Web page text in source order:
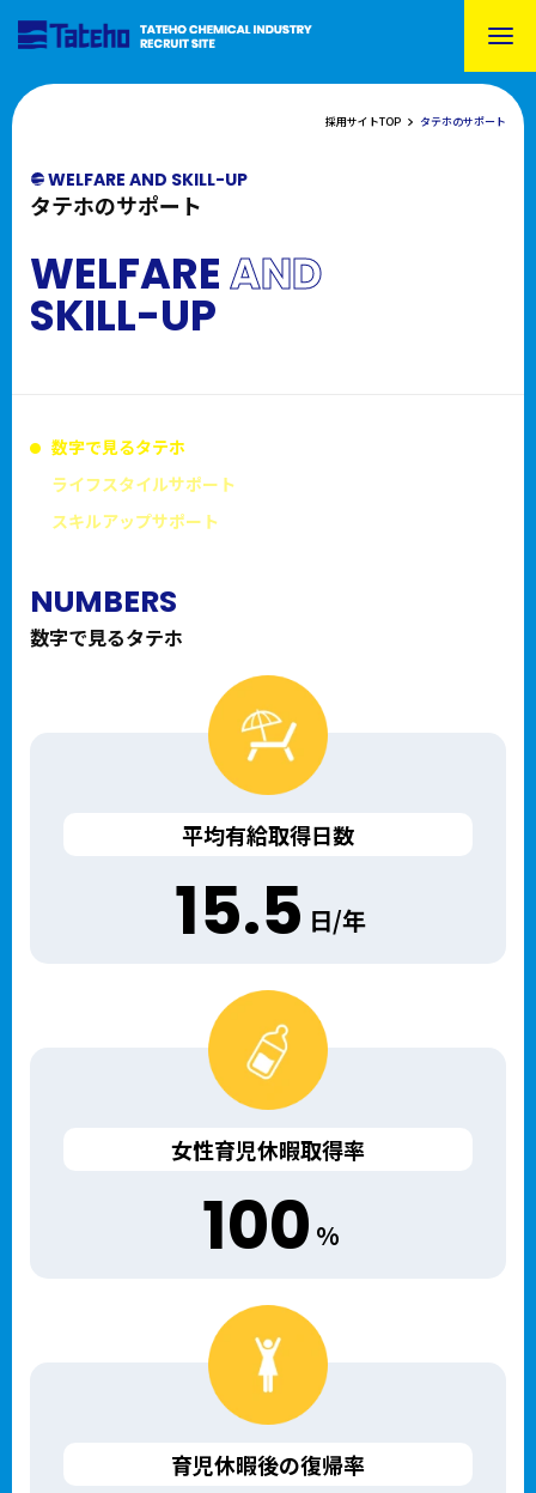
採用サイトTOP タテホのサポート
WELFARE AND SKILL-UP
タテホのサポート
WELFAREAND
SKILL-UP
数字で見るタテホ
ライフスタイルサポート
スキルアップサポート
NUMBERS
数字で見るタテホ
平均有給取得日数
15.5 日/年
女性育児休暇取得率
100 %
育児休暇後の復帰率